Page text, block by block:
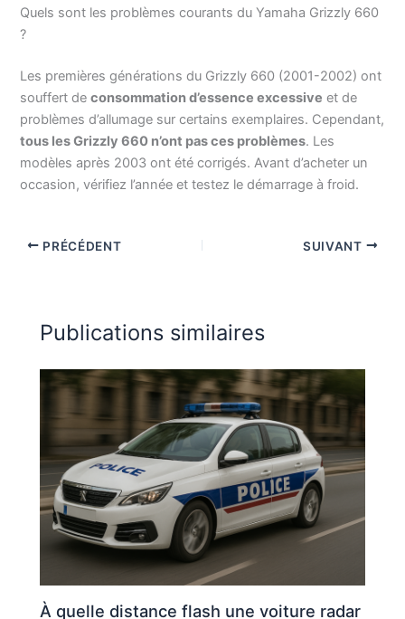
Quels sont les problèmes courants du Yamaha Grizzly 660
?
Les premières générations du Grizzly 660 (2001-2002) ont
souffert deconsommation d’essence excessive et de
problèmes d’allumage sur certains exemplaires. Cependant,
tous les Grizzly 660 n’ont pas ces problèmes. Les
modèles après 2003 ont été corrigés. Avant d’acheter un
occasion, vérifiez l’année et testez le démarrage à froid.
PRÉCÉDENT SUIVANT
Publications similaires
À quelle distance flash une voiture radar